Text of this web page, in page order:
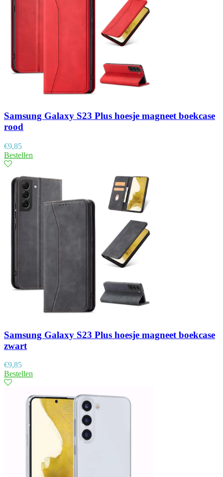
Samsung Galaxy S23 Plus hoesje magneet boekcase
rood
€9,85
Bestellen
Samsung Galaxy S23 Plus hoesje magneet boekcase
zwart
€9,85
Bestellen